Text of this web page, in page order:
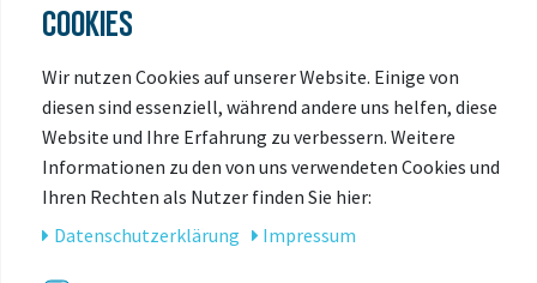
12/148 mm Boost, Center Lock, SRAM XD MTB
Größe:622 x 30 mm
Farbe: schwarz
Gewicht:816 g
VE:1 Stk.
COOKIES
Wir nutzen Cookies auf unserer Website. Einige von
diesen sind essenziell, während andere uns helfen, diese
Website und Ihre Erfahrung zu verbessern. Weitere
Informationen zu den von uns verwendeten Cookies und
Ihren Rechten als Nutzer finden Sie hier:
Daten­schutz­erklärung
Impressum